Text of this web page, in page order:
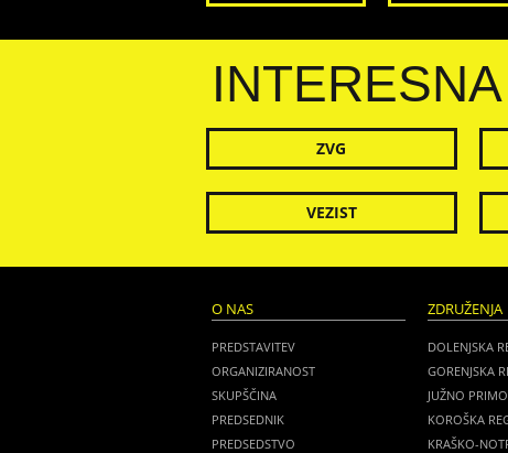
ZVG
VEZIST
O NAS
PREDSTAVITEV
ORGANIZIRANOST
SKUPŠČINA
PREDSEDNIK
PREDSEDSTVO
ZDRUŽENJA
DOLENJSKA
GORENJSKA
JUŽNO
KOROŠKA
KRAŠKO-